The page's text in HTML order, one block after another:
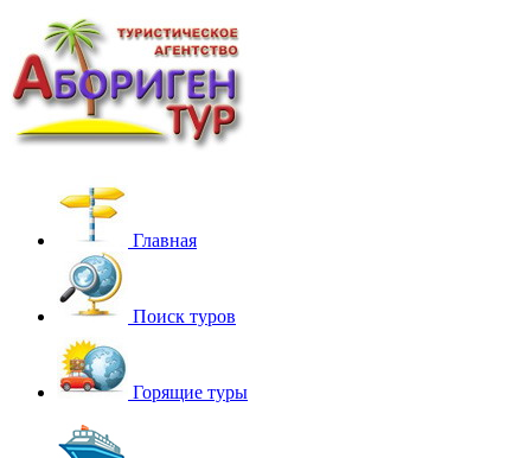
Главная
Поиск туров
Горящие туры